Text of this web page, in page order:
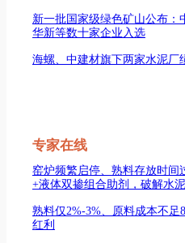
新一批国家级绿色矿山公布：
华新等数十家企业入选
海螺、中建材旗下两家水泥厂
专家在线
窑炉频繁启停、熟料存放时间
+液体双掺组合助剂，破解水
熟料仅2%-3%、原料成本不
红利